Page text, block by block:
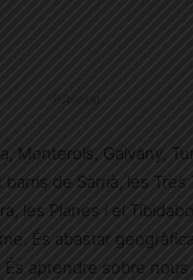
Monterols, Galvany,
de Sarrià, les Tres
les Planes i el
És abastar
aprendre sobre nous